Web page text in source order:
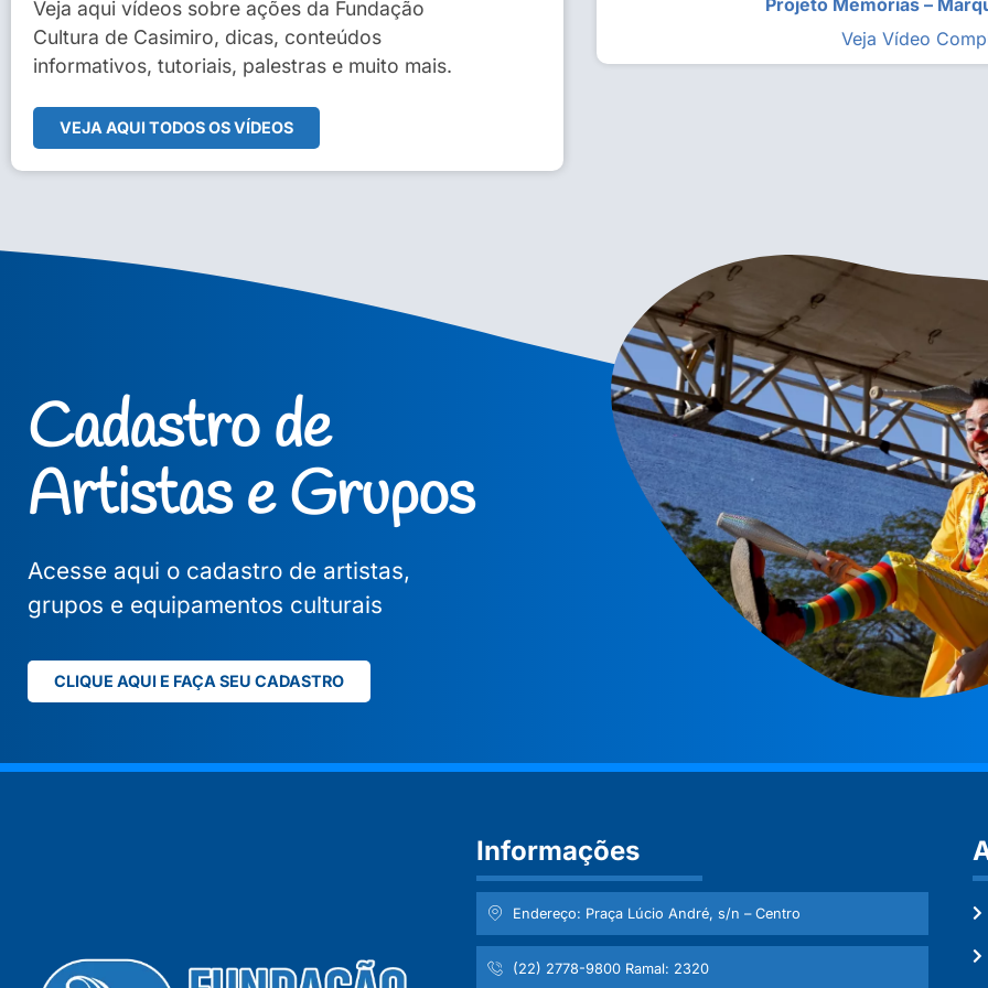
Veja aqui vídeos sobre ações da Fundação
Cultura de Casimiro, dicas, conteúdos
informativos, tutoriais, palestras e muito mais.
VEJA AQUI TODOS OS VÍDEOS
Sidney Macedo de Oliveira
Veja Vídeo Completo
Projeto Memórias –
Veja Vídeo
Cadastro de
Artistas e Grupos
Acesse aqui o cadastro de artistas,
grupos e equipamentos culturais
CLIQUE AQUI E FAÇA SEU CADASTRO
Informações
Endereço: Praça Lúcio André, s/n – Centro
(22) 2778-9800 Ramal: 2320